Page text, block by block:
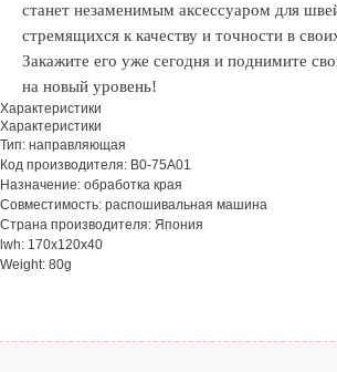
станет незаменимым аксессуаром для
стремящихся к качеству и точности в
Закажите его уже сегодня и поднимите
на новый уровень!
Характеристики
Характеристики
Тип: направляющая
Код производителя: B0-75A01
Назначение: обработка края
Совместимость: распошивальная машина
Страна производителя: Япония
lwh: 170x120x40
Weight: 80g